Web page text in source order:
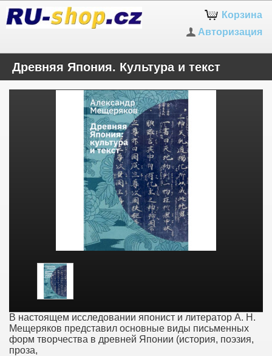
Корзина
Авторизация
Древняя Япония. Культура и текст
В настоящем исследовании японист и литератор А. Н.
Мещеряков представил основные виды письменных
форм творчества в древней Японии (история, поэзия,
проза,